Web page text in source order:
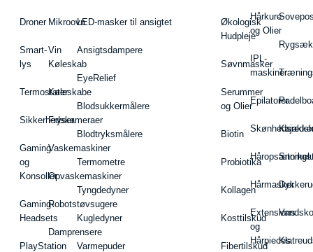
Droner
Smart-
lys
Termostater
Sikkerhedskameraer
Gaming
og
Konsoller
Gaming-
Headsets
PlayStation
Mikroovn
Vin
Køleskab
Køleskabe
Fryser
Vaskemaskiner
Opvaskemaskiner
Robotstøvsugere
Damprensere
LED-masker til ansigtet
Ansigtsdampere
EyeRelief
Blodsukkermålere
Blodtryksmålere
Termometre
Tyngdedyner
Kugledyner
Varmepuder
Økologisk
Hudpleje
Søvnmasker
Serummer
og Olier
Biotin
Probiotika
Kollagen
Kosttilskud
Fibertilskud
Hårkure
og Olier
IPL-
maskiner
Epilatorer
Hårmasker
Extensions
og
Hårpieces
Vandsko